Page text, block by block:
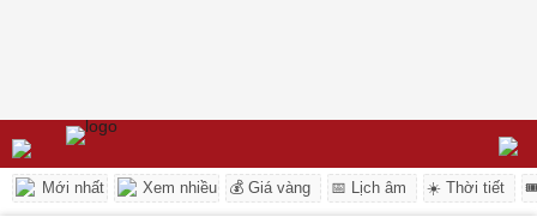
Mới nhất Xem nhiều 💰 Giá vàng 📅 Lịch âm ☀️ Thời tiết